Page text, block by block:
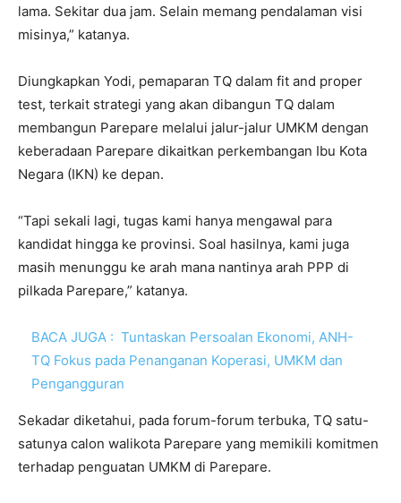
lama. Sekitar dua jam. Selain memang pendalaman visi
misinya,” katanya.
Diungkapkan Yodi, pemaparan TQ dalam fit and proper
test, terkait strategi yang akan dibangun TQ dalam
membangun Parepare melalui jalur-jalur UMKM dengan
keberadaan Parepare dikaitkan perkembangan Ibu Kota
Negara (IKN) ke depan.
“Tapi sekali lagi, tugas kami hanya mengawal para
kandidat hingga ke provinsi. Soal hasilnya, kami juga
masih menunggu ke arah mana nantinya arah PPP di
pilkada Parepare,” katanya.
BACA JUGA : Tuntaskan Persoalan Ekonomi, ANH-
TQ Fokus pada Penanganan Koperasi, UMKM dan
Pengangguran
Sekadar diketahui, pada forum-forum terbuka, TQ satu-
satunya calon walikota Parepare yang memikili komitmen
terhadap penguatan UMKM di Parepare.